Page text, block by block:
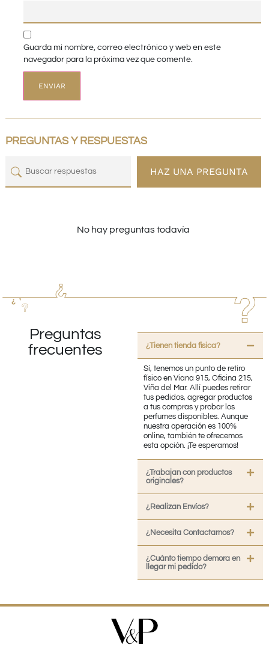
Guarda mi nombre, correo electrónico y web en este
navegador para la próxima vez que comente.
PREGUNTAS Y RESPUESTAS
HAZ UNA PREGUNTA
No hay preguntas todavía
Preguntas
frecuentes
¿Tienen tienda fisica?
Sí, tenemos un punto de retiro
físico en Viana 915, Oficina 215,
Viña del Mar. Allí puedes retirar
tus pedidos, agregar productos
a tus compras y probar los
perfumes disponibles. Aunque
nuestra operación es 100%
online, también te ofrecemos
esta opción. ¡Te esperamos!
¿Trabajan con productos
originales?
¿Realizan Envíos?
¿Necesita Contactarnos?
¿Cuánto tiempo demora en
llegar mi pedido?